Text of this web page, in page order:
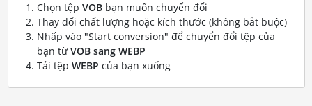
Chọn tệp VOBbạn muốn chuyển đổi
Thay đổi chất lượng hoặc kích thước (không bắt buộc)
Nhấp vào "Start conversion" để chuyển đổi tệp của
bạn từVOB sang WEBP
Tải tệp WEBP của bạn xuống